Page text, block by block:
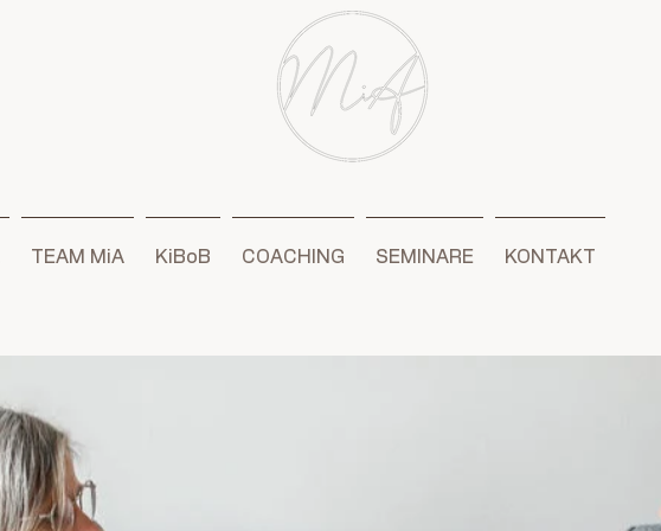
TEAM MiA KiBoB COACHING SEMINARE KONTAKT